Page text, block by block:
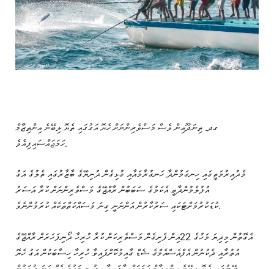
ގދ. ތިނަދޫއިން ވެސް މަސްވެރިންނަށް ހެޔޮ އަގުގައި ތެޔޮ ލިބޭނެ އިންތިޒާމް
ހަމަޖައްސައިފިއެވެ.
މެދުއިރުމަތީގައި ހިނގަމުންދާ ހަނގުރާމައާއި ގުޅިގެން ދުނިޔޭގެ ބާޒާރުގައި ތެލުގެ އަގު
އުފުލެމުންދާތީ އެކަމުގެ ސަބަބުން ރާއްޖޭގެ މަސްވެރިންނަށް ކުރާ އަސަރު
ކުޑަކުރުމަށްޓަކައި ސަރުކާރުން އަންނަނީ ގިނަ މަސައްކަތްތަކެއް ކުރަމުންނެވެ.
އެގޮތުން މިދިޔަ މަހުގެ 22އިން ފެށިގެން މަސްވެރިކަން ކުރާ ހުރިހާ ދޯނިފަހަރަށް ރާއްޖޭގެ
އުތުރާއި ދެކުނުން އެފްއެސްއެމްގެ ޝެޑް ގާއިމުކޮށްފައިވާ ހުރިހާ ހިސާބަކުން އަގު ހެޔޮ